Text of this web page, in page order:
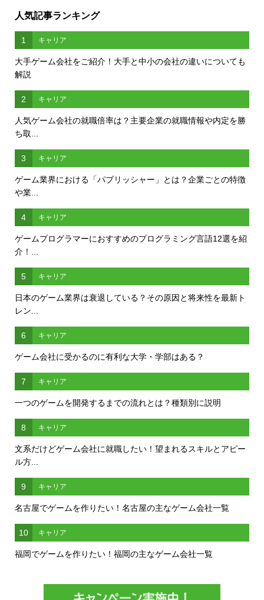
人気記事ランキング
1 キャリア
大手ゲーム会社をご紹介！大手と中小の会社の違いについても
解説
2 キャリア
人気ゲーム会社の就職倍率は？主要企業の就職情報や内定を勝
ち取...
3 キャリア
ゲーム業界における「パブリッシャー」とは？企業ごとの特徴
や業...
4 キャリア
ゲームプログラマーにおすすめのプログラミング言語12選を紹
介！...
5 キャリア
日本のゲーム業界は衰退している？その原因と将来性を最新ト
レン...
6 キャリア
ゲーム会社に受かるのに有利な大学・学部はある？
7 キャリア
一つのゲームを開発するまでの流れとは？種類別に説明
8 キャリア
文系だけどゲーム会社に就職したい！望まれるスキルとアピー
ル方...
9 キャリア
名古屋でゲームを作りたい！名古屋の主なゲーム会社一覧
10 キャリア
福岡でゲームを作りたい！福岡の主なゲーム会社一覧